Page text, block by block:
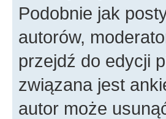
Podobnie jak
autorów,
przejdź do edycji
związana jest
autor może